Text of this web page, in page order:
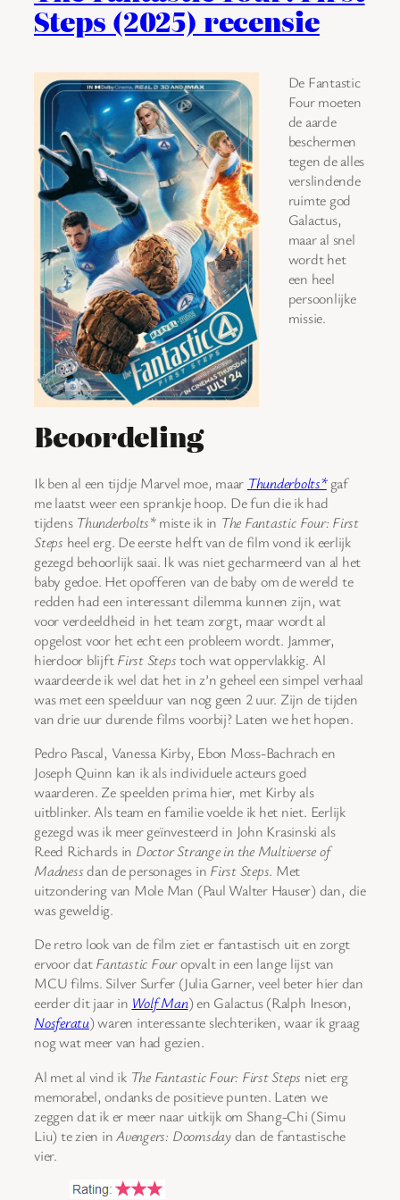
Steps (2025) recensie
De Fantastic
Four moeten
de aarde
beschermen
tegen de alles
verslindende
ruimte god
Galactus,
maar al snel
wordt het
een heel
persoonlijke
missie.
Beoordeling
Ik ben al een tijdje Marvel moe, maar Thunderbolts*gaf
me laatst weer een sprankje hoop. De fun die ik had
tijdens Thunderbolts*miste ik in The Fantastic Four: First
Steps heel erg. De eerste helft van de film vond ik eerlijk
gezegd behoorlijk saai. Ik was niet gecharmeerd van al het
baby gedoe. Het opofferen van de baby om de wereld te
redden had een interessant dilemma kunnen zijn, wat
voor verdeeldheid in het team zorgt, maar wordt al
opgelost voor het echt een probleem wordt. Jammer,
hierdoor blijftFirst Stepstoch wat oppervlakkig. Al
waardeerde ik wel dat het in z’n geheel een simpel verhaal
was met een speelduur van nog geen 2 uur. Zijn de tijden
van drie uur durende films voorbij? Laten we het hopen.
Pedro Pascal, Vanessa Kirby, Ebon Moss-Bachrach en
Joseph Quinn kan ik als individuele acteurs goed
waarderen. Ze speelden prima hier, met Kirby als
uitblinker. Als team en familie voelde ik het niet. Eerlijk
gezegd was ik meer geïnvesteerd in John Krasinski als
Reed Richards in Doctor Strange in the Multiverse of
Madnessdan de personages in First Steps. Met
uitzondering van Mole Man (Paul Walter Hauser) dan, die
was geweldig.
De retro look van de film ziet er fantastisch uit en zorgt
ervoor datFantastic Fouropvalt in een lange lijst van
MCU films. Silver Surfer (Julia Garner, veel beter hier dan
eerder dit jaar in Wolf Man) en Galactus (Ralph Ineson,
Nosferatu) waren interessante slechteriken, waar ik graag
nog wat meer van had gezien.
Al met al vind ik The Fantastic Four: First Steps niet erg
memorabel, ondanks de positieve punten. Laten we
zeggen dat ik er meer naar uitkijk om Shang-Chi (Simu
Liu) te zien inAvengers: Doomsdaydan de fantastische
vier.